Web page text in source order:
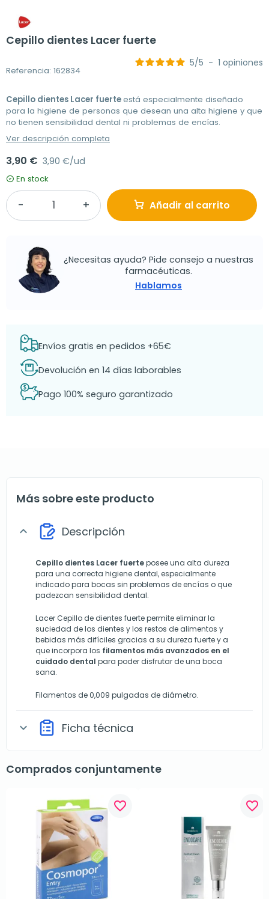
Cepillo dientes Lacer fuerte
Referencia: 162834
5/5 - 1 opiniones
Cepillo dientes Lacer fuerteestá especialmente diseñado
para la higiene de personas que desean una alta higiene y que
no tienen sensibilidad dental ni problemas de encías.
Ver descripción completa
3,90 € 3,90 €/ud
En stock
Añadir al carrito
¿Necesitas ayuda? Pide consejo a nuestras
farmacéuticas.
Hablamos
Envíos gratis en pedidos +65€
Devolución en 14 días laborables
Pago 100% seguro garantizado
Más sobre este producto
expand_more Descripción
Cepillo dientes Lacer fuerteposee una alta dureza
para una correcta higiene dental, especialmente
indicado para bocas sin problemas de encías o que
padezcan sensibilidad dental.
Lacer Cepillo de dientes fuerte permite eliminar la
suciedad de los dientes y los restos de alimentos y
bebidas más difíciles gracias a su dureza fuerte y a
que incorpora los filamentos más avanzados en el
cuidado dental para poder disfrutar de una boca
sana.
Filamentos de 0,009 pulgadas de diámetro.
expand_more Ficha técnica
Comprados conjuntamente
favorite_border favorite_border